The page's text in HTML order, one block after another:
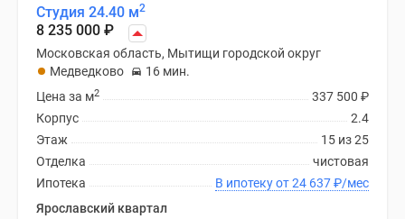
Студия 24.40 м2
8 235 000 ₽
Московская область, Мытищи городской округ
Медведково
16 мин.
337 500 ₽
Цена за м2
2.4
Корпус
15 из 25
Этаж
чистовая
Отделка
В ипотеку от 24 637₽/мес
Ипотека
Ярославский квартал